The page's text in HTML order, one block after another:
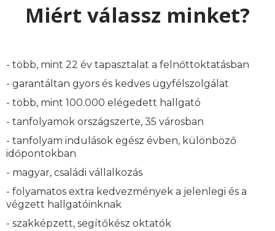
Miért válassz minket?
- több, mint 22 év tapasztalat a felnőttoktatásban
- garantáltan gyors és kedves ügyfélszolgálat
- több, mint 100.000 elégedett hallgató
- tanfolyamok országszerte, 35 városban
- tanfolyam indulások egész évben, különböző
időpontokban
- magyar, családi vállalkozás
- folyamatos extra kedvezmények a jelenlegi és a
végzett hallgatóinknak
- szakképzett, segítőkész oktatók